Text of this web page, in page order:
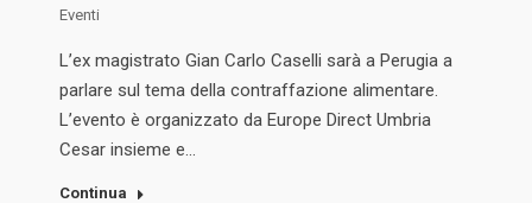
Eventi
L’ex magistrato Gian Carlo Caselli sarà a Perugia a
parlare sul tema della contraffazione alimentare.
L’evento è organizzato da Europe Direct Umbria
Cesar insieme e…
Continua